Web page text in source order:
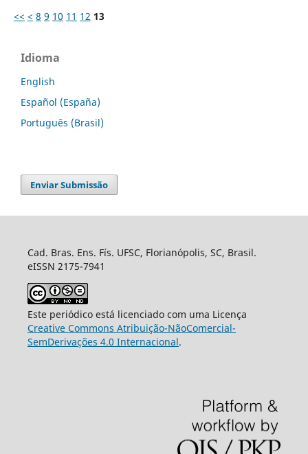
<< < 8 9 10 11 12 13
Idioma
English
Español (España)
Português (Brasil)
Enviar Submissão
Cad. Bras. Ens. Fís. UFSC, Florianópolis, SC, Brasil.
eISSN 2175-7941
Este periódico está licenciado com uma Licença
Creative Commons Atribuição-NãoComercial-
SemDerivações 4.0 Internacional.